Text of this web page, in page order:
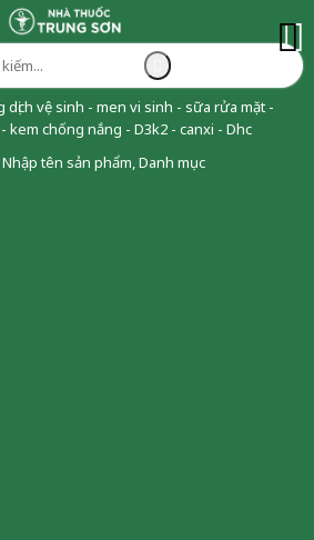
dịch vệ sinh - men vi sinh - sữa rửa mặt -
kem chống nắng - D3k2 - canxi - Dhc
Nhập tên sản phẩm, Danh mục